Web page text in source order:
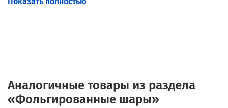
Аналогичные товары из раздела
«Фольгированные шары»